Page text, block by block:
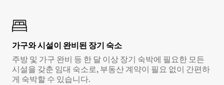
가구와 시설이 완비된 장기 숙소
주방 및 가구 완비 등 한 달 이상 장기 숙박에 필요한 모든
시설을 갖춘 임대 숙소로, 부동산 계약이 필요 없이 간편하
게 숙박할 수 있습니다.